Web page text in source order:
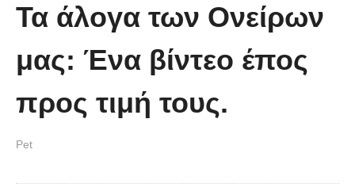
Τα άλογα των Ονείρων
μας: Ένα βίντεο έπος
προς τιμή τους.
Pet